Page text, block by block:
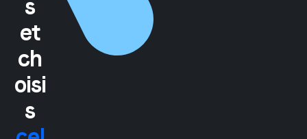
s
et
ch
oisi
s